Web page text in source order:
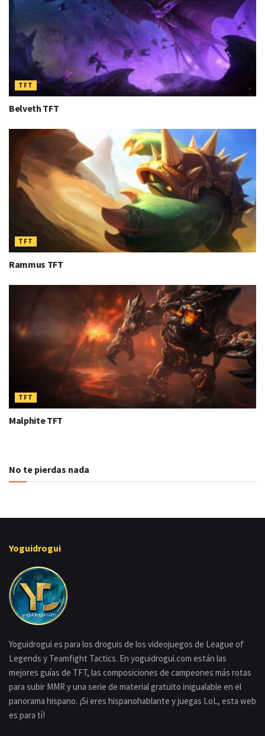
TFT
Belveth TFT
TFT
Rammus TFT
TFT
Malphite TFT
No te pierdas nada
Yoguidrogui
Yoguidrogui es para los droguis de los videojuegos de League of
Legends y Teamfight Tactics. En yoguidrogui.com están las
mejores guías de TFT, las composiciones de campeones más rotas
para subir MMR y una serie de material gratuito inigualable en el
panorama hispano. ¡Si eres hispanohablante y juegas LoL, esta web
es para tí!